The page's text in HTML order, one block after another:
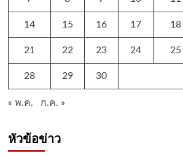
14 15 16 17 18
21 22 23 24 25
28 29 30
« พ.ค. ก.ค. »
หัวข้อข่าว